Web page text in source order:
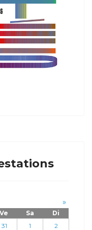
»
Ve Sa
Di
31 1
2